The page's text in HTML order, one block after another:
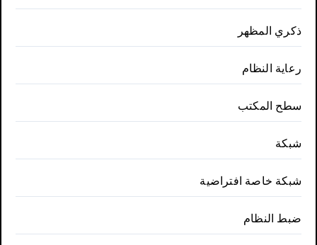
ذكري المظهر
رعاية النظام
سطح المكتب
شبكة
شبكة خاصة افتراضية
ضبط النظام